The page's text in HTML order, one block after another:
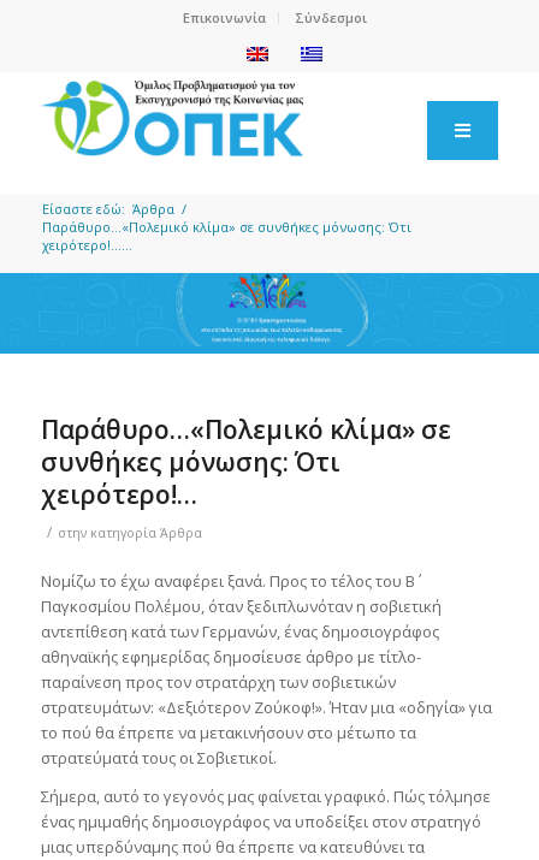
Επικοινωνία Σύνδεσμοι
Είσαστε εδώ: Άρθρα /
Παράθυρο…«Πολεμικό κλίμα» σε συνθήκες μόνωσης: Ότι
χειρότερο!…...
Παράθυρο…«Πολεμικό κλίμα» σε
συνθήκες μόνωσης: Ότι
χειρότερο!…
/ στην κατηγορία Άρθρα
Νομίζω το έχω αναφέρει ξανά. Προς το τέλος του Β΄
Παγκοσμίου Πολέμου, όταν ξεδιπλωνόταν η σοβιετική
αντεπίθεση κατά των Γερμανών, ένας δημοσιογράφος
αθηναϊκής εφημερίδας δημοσίευσε άρθρο με τίτλο-
παραίνεση προς τον στρατάρχη των σοβιετικών
στρατευμάτων: «Δεξιότερον Ζούκοφ!». Ήταν μια «οδηγία» για
το πού θα έπρεπε να μετακινήσουν στο μέτωπο τα
στρατεύματά τους οι Σοβιετικοί.
Σήμερα, αυτό το γεγονός μας φαίνεται γραφικό. Πώς τόλμησε
ένας ημιμαθής δημοσιογράφος να υποδείξει στον στρατηγό
μιας υπερδύναμης πού θα έπρεπε να κατευθύνει τα